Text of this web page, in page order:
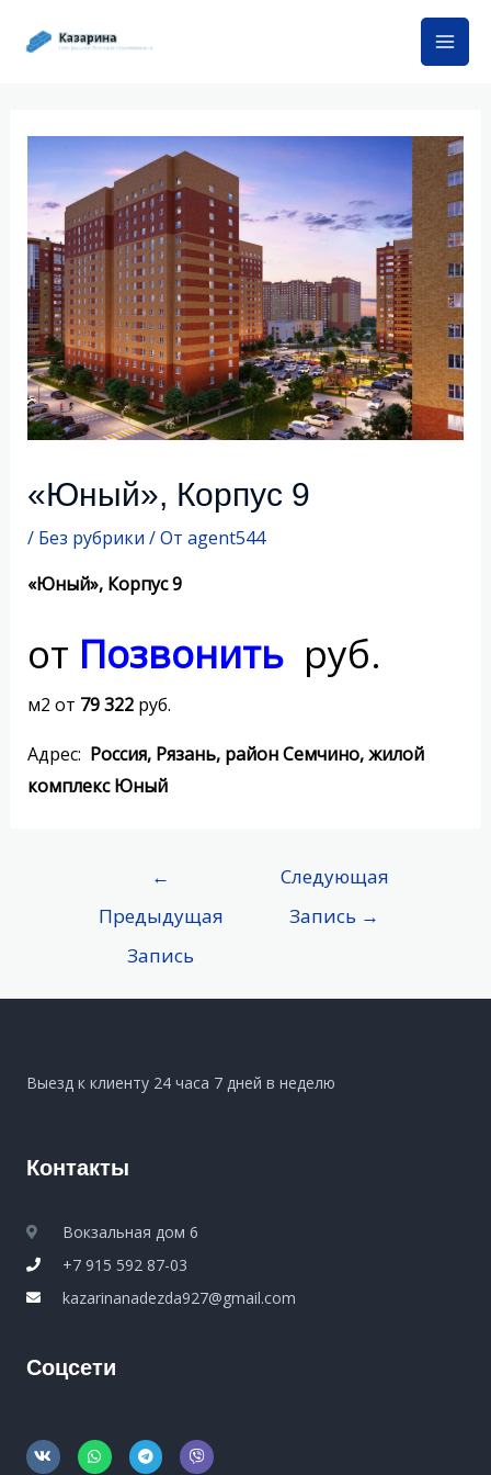
«Юный», Корпус 9
/ Без рубрики / От agent544
«Юный», Корпус 9
от Позвонить руб.
м2 от 79 322руб.
Адрес: Россия, Рязань, район Семчино, жилой
комплекс Юный
←
Предыдущая
Запись
Следующая
Запись →
Выезд к клиенту 24 часа 7 дней в неделю
Контакты
Вокзальная дом 6
+7 915 592 87-03
kazarinanadezda927@gmail.com
Соцсети